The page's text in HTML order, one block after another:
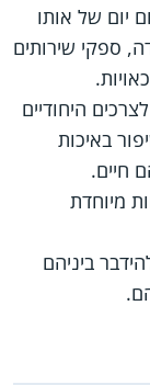
יום של אותו
ספקי שירותים
היחודיים
באיכות
חיים.
מיוחדת
ביניהם